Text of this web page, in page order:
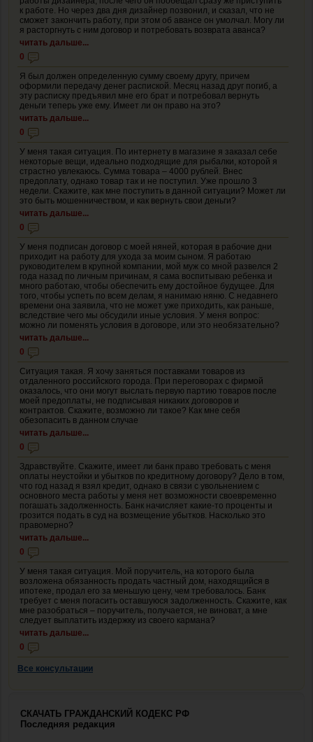
к работе. Но через два дня дизайнер позвонил, и сказал, что не
сможет закончить работу, при этом об авансе он умолчал. Могу ли
я расторгнуть с ним договор и потребовать возврата аванса?
читать дальше...
0
Я был должен определенную сумму своему другу, причем
оформили передачу денег распиской. Месяц назад друг погиб, а
эту расписку предъявил мне его брат и потребовал вернуть
деньги теперь уже ему. Имеет ли он право на это?
читать дальше...
0
У меня такая ситуация. По интернету в магазине я заказал себе
некоторые вещи, идеально подходящие для рыбалки, которой я
страстно увлекаюсь. Сумма товара – 4000 рублей. Внес
предоплату, однако товар так и не поступил. Уже прошло 3
недели. Скажите, как мне поступить в данной ситуации? Может ли
это быть мошенничеством, и как вернуть свои деньги?
читать дальше...
0
У меня подписан договор с моей няней, которая в рабочие дни
приходит на работу для ухода за моим сыном. Я работаю
руководителем в крупной компании, мой муж со мной развелся 2
года назад по личным причинам, я сама воспитываю ребенка и
много работаю, чтобы обеспечить ему достойное будущее. Для
того, чтобы успеть по всем делам, я нанимаю няню. С недавнего
времени она заявила, что не может уже приходить, как раньше,
вследствие чего мы обсудили иные условия. У меня вопрос:
можно ли поменять условия в договоре, или это необязательно?
читать дальше...
0
Ситуация такая. Я хочу заняться поставками товаров из
отдаленного российского города. При переговорах с фирмой
оказалось, что они могут выслать первую партию товаров после
моей предоплаты, не подписывая никаких договоров и
контрактов. Скажите, возможно ли такое? Как мне себя
обезопасить в данном случае
читать дальше...
0
Здравствуйте. Скажите, имеет ли банк право требовать с меня
оплаты неустойки и убытков по кредитному договору? Дело в том,
что год назад я взял кредит, однако в связи с увольнением с
основного места работы у меня нет возможности своевременно
погашать задолженность. Банк начисляет какие-то проценты и
грозится подать в суд на возмещение убытков. Насколько это
правомерно?
читать дальше...
0
У меня такая ситуация. Мой поручитель, на которого была
возложена обязанность продать частный дом, находящийся в
ипотеке, продал его за меньшую цену, чем требовалось. Банк
требует с меня погасить оставшуюся задолженность. Скажите, как
мне разобраться – поручитель, получается, не виноват, а мне
следует выплатить издержку из своего кармана?
читать дальше...
0
Все консультации
СКАЧАТЬ ГРАЖДАНСКИЙ КОДЕКС РФ
Последняя редакция